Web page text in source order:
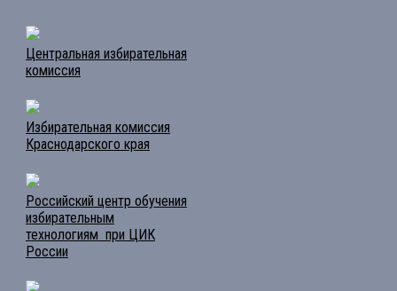
Центральная избирательная
комиссия
Избирательная комиссия
Краснодарского края
Российский центр обучения
избирательным
технологиям при ЦИК
России